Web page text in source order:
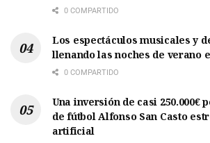
0 COMPARTIDO
Los espectáculos musicales y
llenando las noches de verano
0 COMPARTIDO
Una inversión de casi 250.000€
de fútbol Alfonso San Casto
artificial